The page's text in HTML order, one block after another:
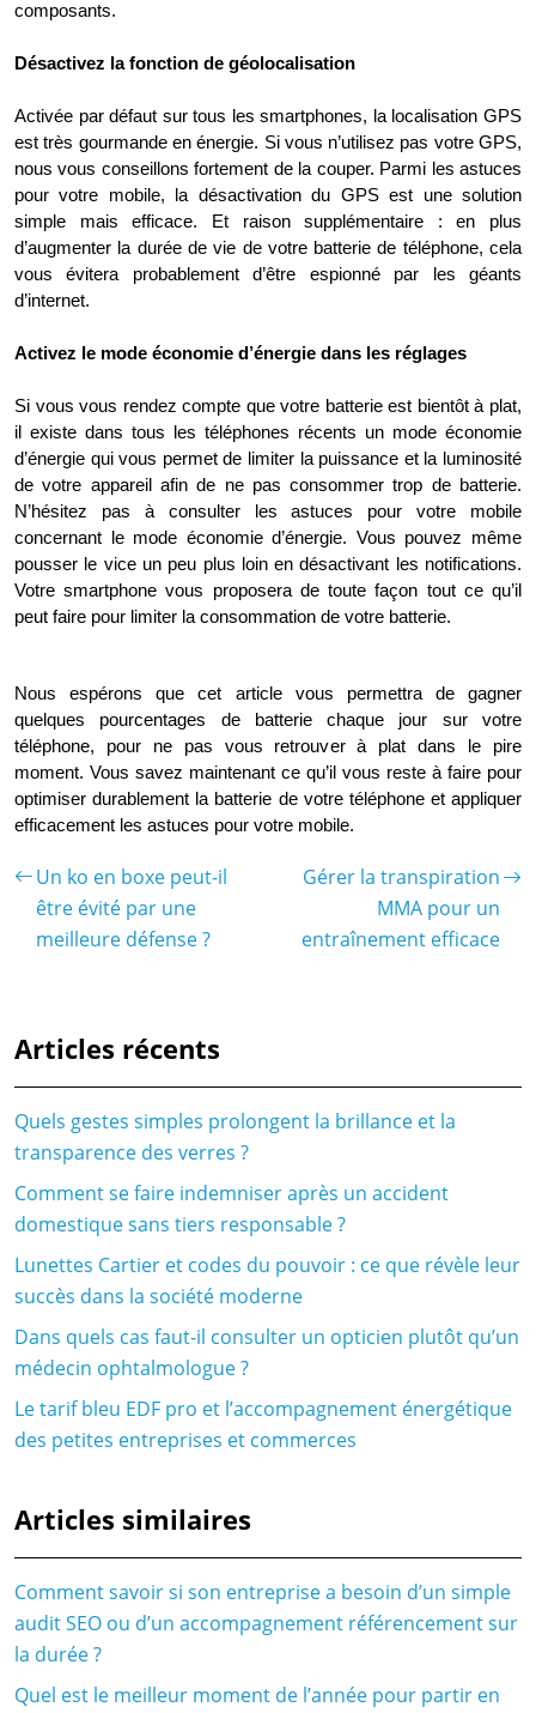
composants.
Désactivez la fonction de géolocalisation
Activée par défaut sur tous les smartphones, la localisation GPS
est très gourmande en énergie. Si vous n’utilisez pas votre GPS,
nous vous conseillons fortement de la couper. Parmi les astuces
pour votre mobile, la désactivation du GPS est une solution
simple mais efficace. Et raison supplémentaire : en plus
d’augmenter la durée de vie de votre batterie de téléphone, cela
vous évitera probablement d’être espionné par les géants
d’internet.
Activez le mode économie d’énergie dans les réglages
Si vous vous rendez compte que votre batterie est bientôt à plat,
il existe dans tous les téléphones récents un mode économie
d’énergie qui vous permet de limiter la puissance et la luminosité
de votre appareil afin de ne pas consommer trop de batterie.
N’hésitez pas à consulter les astuces pour votre mobile
concernant le mode économie d’énergie. Vous pouvez même
pousser le vice un peu plus loin en désactivant les notifications.
Votre smartphone vous proposera de toute façon tout ce qu’il
peut faire pour limiter la consommation de votre batterie.
Nous espérons que cet article vous permettra de gagner
quelques pourcentages de batterie chaque jour sur votre
téléphone, pour ne pas vous retrouver à plat dans le pire
moment. Vous savez maintenant ce qu’il vous reste à faire pour
optimiser durablement la batterie de votre téléphone et appliquer
efficacement les astuces pour votre mobile.
Un ko en boxe peut-il
être évité par une
meilleure défense ?
Gérer la transpiration
MMA pour un
entraînement efficace
Articles récents
Quels gestes simples prolongent la brillance et la
transparence des verres ?
Comment se faire indemniser après un accident
domestique sans tiers responsable ?
Lunettes Cartier et codes du pouvoir : ce que révèle leur
succès dans la société moderne
Dans quels cas faut-il consulter un opticien plutôt qu’un
médecin ophtalmologue ?
Le tarif bleu EDF pro et l’accompagnement énergétique
des petites entreprises et commerces
Articles similaires
Comment savoir si son entreprise a besoin d’un simple
audit SEO ou d’un accompagnement référencement sur
la durée ?
Quel est le meilleur moment de l’année pour partir en